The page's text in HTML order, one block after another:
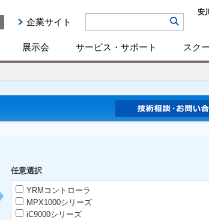
企業サイト
安
展示会 サービス・サポート スク
任意選択
YRMコントローラ
MPX1000シリーズ
iC9000シリーズ